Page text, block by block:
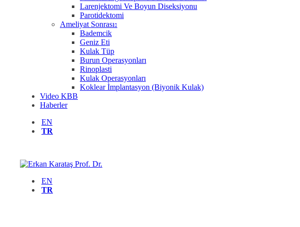
Larenjektomi Ve Boyun Diseksiyonu
Parotidektomi
Ameliyat Sonrası
Bademcik
Geniz Eti
Kulak Tüp
Burun Operasyonları
Rinoplasti
Kulak Operasyonları
Koklear İmplantasyon (Biyonik Kulak)
Video KBB
Haberler
EN
TR
EN
TR